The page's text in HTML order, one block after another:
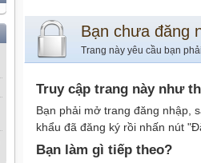
Bạn chưa đăng
Trang này yêu cầu bạn
Truy cập trang này như
Bạn phải mở trang đăng nhập,
khẩu đã đăng ký rồi nhấn nút
Bạn làm gì tiếp theo?